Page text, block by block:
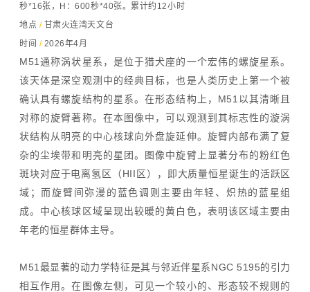
秒*16张，H：600秒*40张。累计约12小时
地点 /甘肃火连湾天文台
时间 / 2026年4月
M51通称涡状星系，是位于猎犬座的一个宏伟的螺旋星系。
该天体是深空观测中的经典目标，也是人类历史上第一个被
确认具有螺旋结构的星系。在形态结构上，M51以其清晰且
对称的旋臂著称。在本图像中，可以观测到其标志性的漩涡
状结构从明亮的中心核球向外盘旋延伸。旋臂内部布满了复
杂的尘埃带和明亮的星团。图像中旋臂上显著分布的粉红色
斑块对应于电离氢区（HII区），即大质量恒星诞生的活跃区
域；而旋臂间弥漫的蓝色调则主要由年轻、炽热的蓝星组
成。中心核球区域呈现出较暖的黄白色，表明该区域主要由
年老的恒星群体主导。
M51最显著的动力学特征是其与邻近伴星系NGC 5195的引力
相互作用。在图像左侧，可见一个较小的、形态较不规则的